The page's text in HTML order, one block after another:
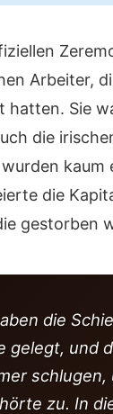
Arbeiter,
hatten. Sie
die
kaum
die
gestorben
die
gelegt, und
schlugen,
zu. In